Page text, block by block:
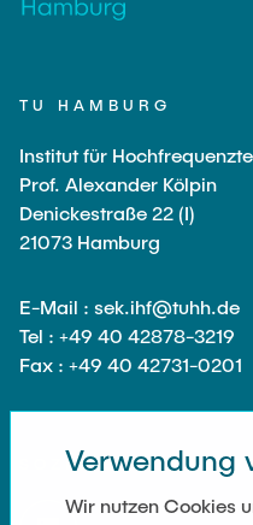
TU HAMBURG
Institut für
Prof. Alexander Kölpin
Denickestraße 22 (I)
21073 Hamburg
E-Mail : sek.ihf@tuhh.de
Tel : +49 40 42878-3219
Fax : +49 40 42731-0201
SOZIALE
Verwendung
Wir nutzen Cookies